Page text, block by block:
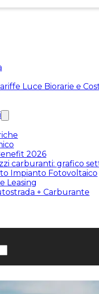
Luce Biorarie e
2026
carburanti: grafico
Impianto Fotovoltaico
Leasing
+ Carburante